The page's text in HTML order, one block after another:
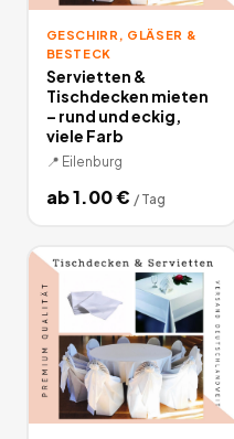
GESCHIRR, GLÄSER &
BESTECK
Servietten &
Tischdecken mieten
– rund und eckig,
viele Farb
📍 Eilenburg
ab1.00€ / Tag